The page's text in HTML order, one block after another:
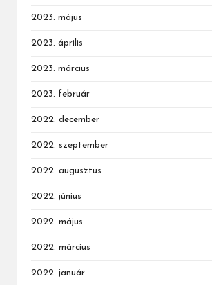
2023. május
2023. április
2023. március
2023. február
2022. december
2022. szeptember
2022. augusztus
2022. június
2022. május
2022. március
2022. január